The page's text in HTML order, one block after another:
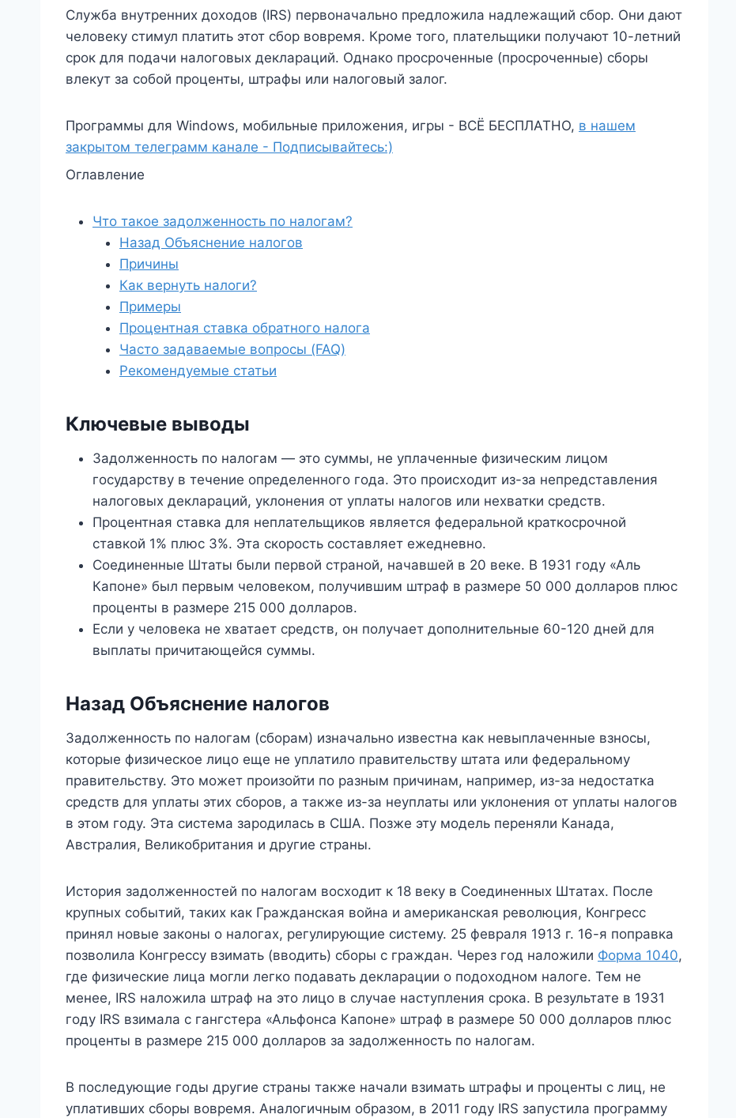
Служба внутренних доходов (IRS) первоначально предложила надлежащий сбор. Они дают
человеку стимул платить этот сбор вовремя. Кроме того, плательщики получают 10-летний
срок для подачи налоговых деклараций. Однако просроченные (просроченные) сборы
влекут за собой проценты, штрафы или налоговый залог.
Программы для Windows, мобильные приложения, игры - ВСЁ БЕСПЛАТНО, в нашем
закрытом телеграмм канале - Подписывайтесь:)
Оглавление
Что такое задолженность по налогам?
Назад Объяснение налогов
Причины
Как вернуть налоги?
Примеры
Процентная ставка обратного налога
Часто задаваемые вопросы (FAQ)
Рекомендуемые статьи
Ключевые выводы
Задолженность по налогам — это суммы, не уплаченные физическим лицом
государству в течение определенного года. Это происходит из-за непредставления
налоговых деклараций, уклонения от уплаты налогов или нехватки средств.
Процентная ставка для неплательщиков является федеральной краткосрочной
ставкой 1% плюс 3%. Эта скорость составляет ежедневно.
Соединенные Штаты были первой страной, начавшей в 20 веке. В 1931 году «Аль
Капоне» был первым человеком, получившим штраф в размере 50 000 долларов плюс
проценты в размере 215 000 долларов.
Если у человека не хватает средств, он получает дополнительные 60-120 дней для
выплаты причитающейся суммы.
Назад Объяснение налогов
Задолженность по налогам (сборам) изначально известна как невыплаченные взносы,
которые физическое лицо еще не уплатило правительству штата или федеральному
правительству. Это может произойти по разным причинам, например, из-за недостатка
средств для уплаты этих сборов, а также из-за неуплаты или уклонения от уплаты налогов
в этом году. Эта система зародилась в США. Позже эту модель переняли Канада,
Австралия, Великобритания и другие страны.
История задолженностей по налогам восходит к 18 веку в Соединенных Штатах. После
крупных событий, таких как Гражданская война и американская революция, Конгресс
принял новые законы о налогах, регулирующие систему. 25 февраля 1913 г. 16-я поправка
позволила Конгрессу взимать (вводить) сборы с граждан. Через год наложили Форма 1040,
где физические лица могли легко подавать декларации о подоходном налоге. Тем не
менее, IRS наложила штраф на это лицо в случае наступления срока. В результате в 1931
году IRS взимала с гангстера «Альфонса Капоне» штраф в размере 50 000 долларов плюс
проценты в размере 215 000 долларов за задолженность по налогам.
В последующие годы другие страны также начали взимать штрафы и проценты с лиц, не
уплативших сборы вовремя. Аналогичным образом, в 2011 году IRS запустила программу